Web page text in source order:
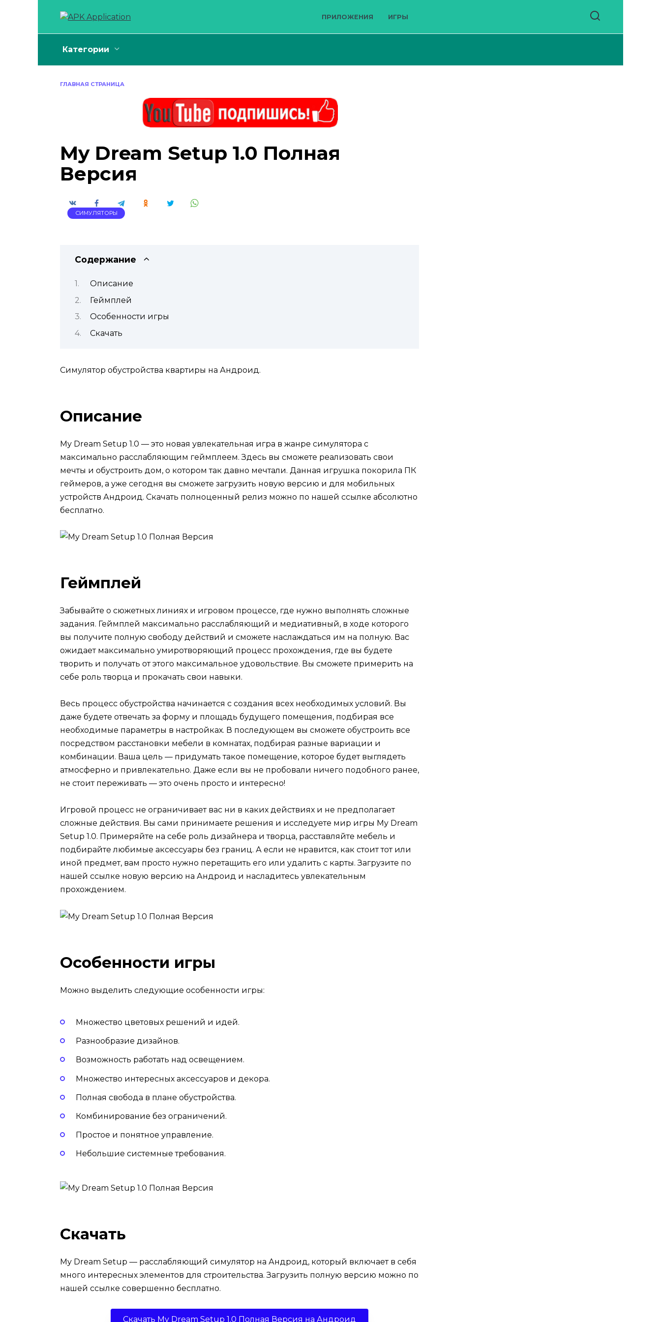
ПРИЛОЖЕНИЯ ИГРЫ
Категории
ГЛАВНАЯ СТРАНИЦА
My Dream Setup 1.0 Полная
Версия
СИМУЛЯТОРЫ
Содержание
Описание
Геймплей
Особенности игры
Скачать
Симулятор обустройства квартиры на Андроид.
Описание
My Dream Setup 1.0 — это новая увлекательная игра в жанре симулятора с
максимально расслабляющим геймплеем. Здесь вы сможете реализовать свои
мечты и обустроить дом, о котором так давно мечтали. Данная игрушка покорила ПК
геймеров, а уже сегодня вы сможете загрузить новую версию и для мобильных
устройств Андроид. Скачать полноценный релиз можно по нашей ссылке абсолютно
бесплатно.
Геймплей
Забывайте о сюжетных линиях и игровом процессе, где нужно выполнять сложные
задания. Геймплей максимально расслабляющий и медиативный, в ходе которого
вы получите полную свободу действий и сможете наслаждаться им на полную. Вас
ожидает максимально умиротворяющий процесс прохождения, где вы будете
творить и получать от этого максимальное удовольствие. Вы сможете примерить на
себе роль творца и прокачать свои навыки.
Весь процесс обустройства начинается с создания всех необходимых условий. Вы
даже будете отвечать за форму и площадь будущего помещения, подбирая все
необходимые параметры в настройках. В последующем вы сможете обустроить все
посредством расстановки мебели в комнатах, подбирая разные вариации и
комбинации. Ваша цель — придумать такое помещение, которое будет выглядеть
атмосферно и привлекательно. Даже если вы не пробовали ничего подобного ранее,
не стоит переживать — это очень просто и интересно!
Игровой процесс не ограничивает вас ни в каких действиях и не предполагает
сложные действия. Вы сами принимаете решения и исследуете мир игры My Dream
Setup 1.0. Примеряйте на себе роль дизайнера и творца, расставляйте мебель и
подбирайте любимые аксессуары без границ. А если не нравится, как стоит тот или
иной предмет, вам просто нужно перетащить его или удалить с карты. Загрузите по
нашей ссылке новую версию на Андроид и насладитесь увлекательным
прохождением.
Особенности игры
Можно выделить следующие особенности игры:
Множество цветовых решений и идей.
Разнообразие дизайнов.
Возможность работать над освещением.
Множество интересных аксессуаров и декора.
Полная свобода в плане обустройства.
Комбинирование без ограничений.
Простое и понятное управление.
Небольшие системные требования.
Скачать
My Dream Setup — расслабляющий симулятор на Андроид, который включает в себя
много интересных элементов для строительства. Загрузить полную версию можно по
нашей ссылке совершенно бесплатно.
Скачать My Dream Setup 1.0 Полная Версия на Андроид